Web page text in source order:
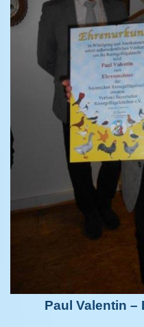
Paul Valentin –